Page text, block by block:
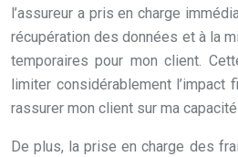
l’assureur a pris en charge
récupération des données et à la
temporaires pour mon client.
limiter considérablement l’impact
rassurer mon client sur ma
De plus, la prise en charge des